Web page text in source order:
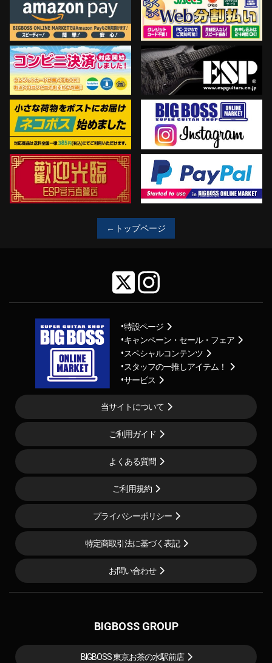
←トップページ
特設ページ
キャンペーン・セール・フェア
スペシャルコンテンツ
スタッフの一推しアイテム！
サービス
当サイトについて
ご利用ガイド
よくある質問
ご利用規約
プライバシーポリシー
特定商取引法に基づく表記
お問い合わせ
BIGBOSS GROUP
BIGBOSS 東京お茶の水駅前店